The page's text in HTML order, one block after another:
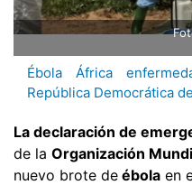
Ébola África
República Democrática
La declaración de
de la Organización
nuevo brote de ébola en